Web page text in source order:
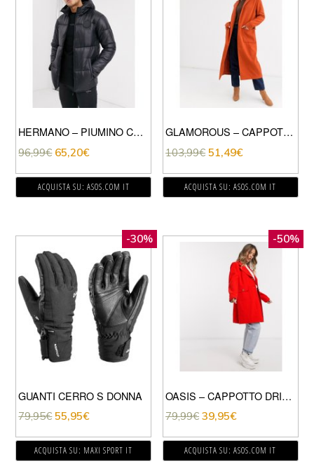
HERMANO – PIUMINO CON CAPPUCCIO NERO
96,99€ 65,20€
ACQUISTA SU: ASOS.COM IT
GLAMOROUS – CAPPOTTO LUNGO-ROSSO
103,99€ 51,49€
ACQUISTA SU: ASOS.COM IT
-30%
GUANTI CERRO S DONNA
79,95€ 55,95€
ACQUISTA SU: MAXI SPORT IT
-50%
OASIS – CAPPOTTO DRITTO CLASSICO COLOR RUGGINE-ROSSO
79,99€ 39,95€
ACQUISTA SU: ASOS.COM IT